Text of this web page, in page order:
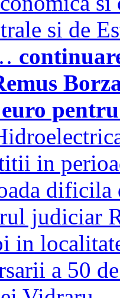
si de
in
dificila
judiciar
in
a 50